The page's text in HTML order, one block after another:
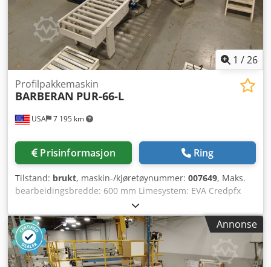
1 /26
USA 7 195 km
Profilpakkemaskin
BARBERAN PUR-66-L
Prisinformasjon Ring
Tilstand: brukt, maskin-/kjøretøynummer: 007649, Maks.
bearbeidingsbredde: 600 mm Limesystem: EVA Credpfx
Annonse